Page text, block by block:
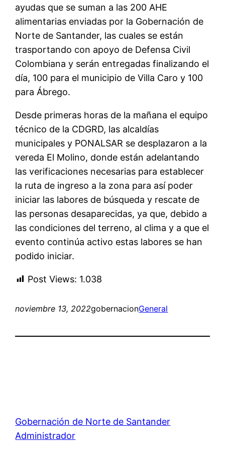
ayudas que se suman a las 200 AHE
alimentarias enviadas por la Gobernación de
Norte de Santander, las cuales se están
trasportando con apoyo de Defensa Civil
Colombiana y serán entregadas finalizando el
día, 100 para el municipio de Villa Caro y 100
para Ábrego.
Desde primeras horas de la mañana el equipo
técnico de la CDGRD, las alcaldías
municipales y PONALSAR se desplazaron a la
vereda El Molino, donde están adelantando
las verificaciones necesarias para establecer
la ruta de ingreso a la zona para así poder
iniciar las labores de búsqueda y rescate de
las personas desaparecidas, ya que, debido a
las condiciones del terreno, al clima y a que el
evento continúa activo estas labores se han
podido iniciar.
Post Views: 1.038
noviembre 13, 2022gobernacionGeneral
Gobernación de Norte de Santander
Administrador